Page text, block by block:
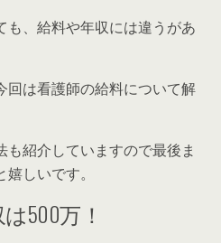
も、給料や年収には違うがあ
回は看護師の給料について解
紹介していますので最後ま
しいです。
500万！